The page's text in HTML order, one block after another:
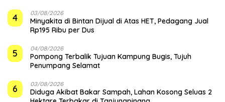
4 03/08/2026
Minyakita di Bintan Dijual di Atas HET, Pedagang Jual
Rp195 Ribu per Dus
5 04/08/2026
Pompong Terbalik Tujuan Kampung Bugis, Tujuh
Penumpang Selamat
6 03/08/2026
Diduga Akibat Bakar Sampah, Lahan Kosong Seluas 2